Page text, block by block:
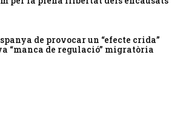
de provocar un “efecte crida”
“manca de regulació” migratòria